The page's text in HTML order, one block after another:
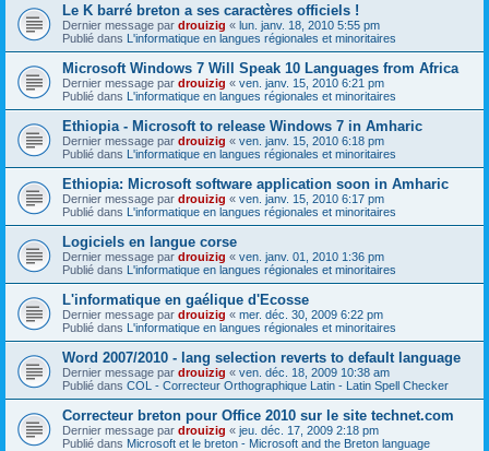
Le K barré breton a ses caractères officiels !
Dernier message par drouizig « lun. janv. 18, 2010 5:55 pm
Publié dans L'informatique en langues régionales et minoritaires
Microsoft Windows 7 Will Speak 10 Languages from Africa
Dernier message par drouizig « ven. janv. 15, 2010 6:21 pm
Publié dans L'informatique en langues régionales et minoritaires
Ethiopia - Microsoft to release Windows 7 in Amharic
Dernier message par drouizig « ven. janv. 15, 2010 6:18 pm
Publié dans L'informatique en langues régionales et minoritaires
Ethiopia: Microsoft software application soon in Amharic
Dernier message par drouizig « ven. janv. 15, 2010 6:17 pm
Publié dans L'informatique en langues régionales et minoritaires
Logiciels en langue corse
Dernier message par drouizig « ven. janv. 01, 2010 1:36 pm
Publié dans L'informatique en langues régionales et minoritaires
L'informatique en gaélique d'Ecosse
Dernier message par drouizig « mer. déc. 30, 2009 6:22 pm
Publié dans L'informatique en langues régionales et minoritaires
Word 2007/2010 - lang selection reverts to default language
Dernier message par drouizig « ven. déc. 18, 2009 10:38 am
Publié dans COL - Correcteur Orthographique Latin - Latin Spell Checker
Correcteur breton pour Office 2010 sur le site technet.com
Dernier message par drouizig « jeu. déc. 17, 2009 2:18 pm
Publié dans Microsoft et le breton - Microsoft and the Breton language